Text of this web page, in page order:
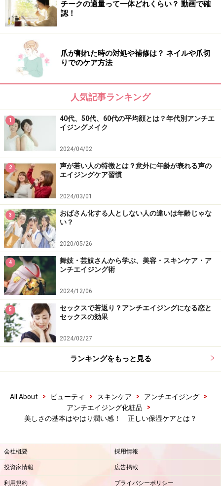
チークの適量って一体どれくらい？ 動画で確
認！
爪が割れた時の対処や補修は？ ネイルや爪切
りでのケア方法
人気記事ランキング
1
40代、50代、60代の平均顔とは？年代別アンチエ
イジングメイク
2024/04/02
2
声が若い人の特徴とは？意外に年齢が表れる声の
エイジングケア習慣
2024/03/01
3
おばさん化する人としない人の違いは年齢じゃな
い？
2020/05/26
4
舞妓・芸妓さんから学ぶ、美容・スキンケア・ア
ンチエイジング術
2024/12/06
5
セックスで若返り？アンチエイジングになる恋と
セックスの効果
2024/02/27
ランキングをもっと見る
All About > ビューティ > スキンケア > アンチエイジング
>
アンチエイジング化粧品
>
美しさの基本はやはり潤い感！ 正しい保湿ケアとは？
会社概要 採用情報
投資家情報 広告掲載
利用規約 プライバシーポリシー